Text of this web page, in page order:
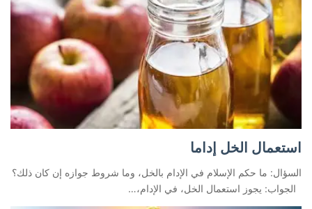
استعمال الخل إداما
السؤال: ما حكم الإسلام في الإدام بالخل، وما شروط جوازه إن كان ذلك؟
الجواب: يجوز استعمال الخل، في الإدام،…